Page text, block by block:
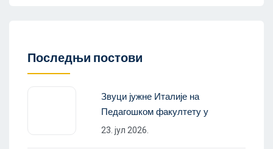
Последњи постови
Звуци јужне Италије на
Педагошком факултету у
23. јул 2026.